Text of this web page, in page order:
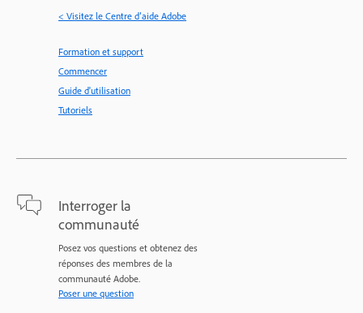
< Visitez le Centre d’aide Adobe
Formation et support
Commencer
Guide d'utilisation
Tutoriels
Interroger la
communauté
Posez vos questions et obtenez des
réponses des membres de la
communauté Adobe.
Poser une question